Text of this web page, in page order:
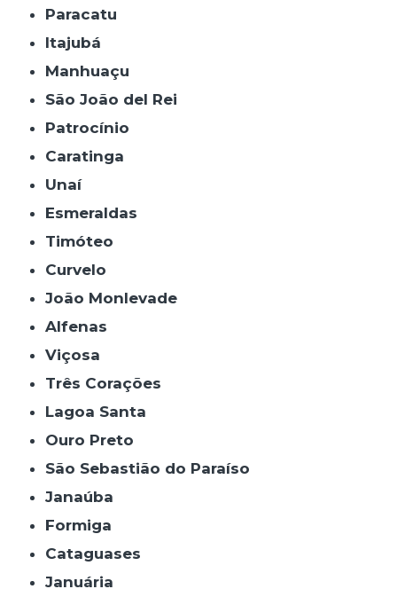
Paracatu
Itajubá
Manhuaçu
São João del Rei
Patrocínio
Caratinga
Unaí
Esmeraldas
Timóteo
Curvelo
João Monlevade
Alfenas
Viçosa
Três Corações
Lagoa Santa
Ouro Preto
São Sebastião do Paraíso
Janaúba
Formiga
Cataguases
Januária